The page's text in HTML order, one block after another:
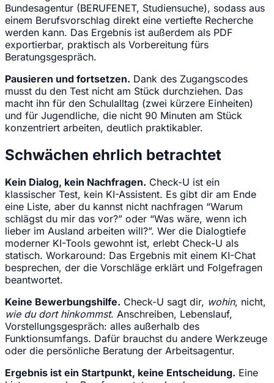
Bundesagentur (BERUFENET, Studiensuche), sodass aus
einem Berufsvorschlag direkt eine vertiefte Recherche
werden kann. Das Ergebnis ist außerdem als PDF
exportierbar, praktisch als Vorbereitung fürs
Beratungsgespräch.
Pausieren und fortsetzen. Dank des Zugangscodes
musst du den Test nicht am Stück durchziehen. Das
macht ihn für den Schulalltag (zwei kürzere Einheiten)
und für Jugendliche, die nicht 90 Minuten am Stück
konzentriert arbeiten, deutlich praktikabler.
Schwächen ehrlich betrachtet
Kein Dialog, kein Nachfragen. Check-U ist ein
klassischer Test, kein KI-Assistent. Es gibt dir am Ende
eine Liste, aber du kannst nicht nachfragen “Warum
schlägst du mir das vor?” oder “Was wäre, wenn ich
lieber im Ausland arbeiten will?”. Wer die Dialogtiefe
moderner KI-Tools gewohnt ist, erlebt Check-U als
statisch. Workaround: Das Ergebnis mit einem KI-Chat
besprechen, der die Vorschläge erklärt und Folgefragen
beantwortet.
Keine Bewerbungshilfe. Check-U sagt dir, wohin, nicht,
wie du dort hinkommst. Anschreiben, Lebenslauf,
Vorstellungsgespräch: alles außerhalb des
Funktionsumfangs. Dafür brauchst du andere Werkzeuge
oder die persönliche Beratung der Arbeitsagentur.
Ergebnis ist ein Startpunkt, keine Entscheidung. Eine